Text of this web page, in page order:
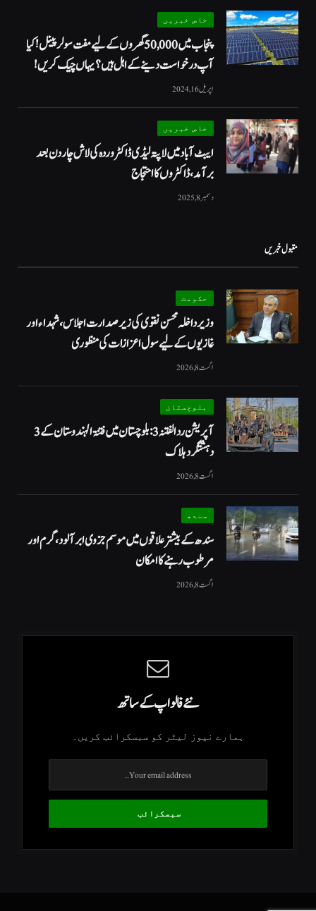
خاص خبریں
پنجاب میں 50,000 گھروں کے لیے مفت سولر پینل! کیا
آپ درخواست دینے کے اہل ہیں؟ یہاں چیک کریں!
اپریل 16, 2024
خاص خبریں
ایبٹ آباد میں لاپتہ لیڈی ڈاکٹر وردہ کی لاش چار دن بعد
برآمد، ڈاکٹروں کا احتجاج
دسمبر 8, 2025
مقبول خبریں
حکومت
وزیرداخلہ محسن نقوی کی زیر صدارت اجلاس، شہداء اور
غازیوں کے لیے سول اعزازات کی منظوری
اگست 8, 2026
بلوچستان
آپریشن رد الفتنہ 3: بلوچستان میں فتنۃ الہندوستان کے 3
دہشتگرد ہلاک
اگست 8, 2026
سندھ
سندھ کے بیشتر علاقوں میں موسم جزوی ابر آلود، گرم اور
مرطوب رہنے کا امکان
اگست 8, 2026
نئے فالو اپ کے ساتھ
ہمارے نیوز لیٹر کو سبسکرائب کریں۔